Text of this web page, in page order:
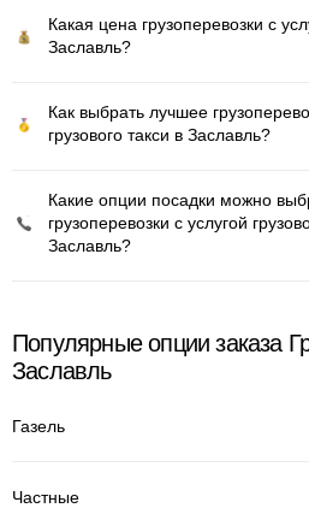
Какая цена грузоперевозки с
Заславль?
Как выбрать лучшее
грузового такси в Заславль?
Какие опции посадки можно
грузоперевозки с услугой
Заславль?
Популярные опции заказа
Заславль
Газель
Частные